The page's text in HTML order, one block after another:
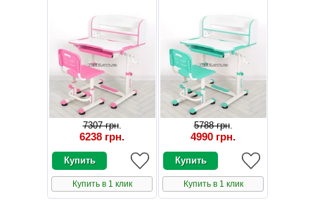
7307 грн.
6238 грн.
Купить в 1 клик
5788 грн.
4990 грн.
Купить в 1 клик